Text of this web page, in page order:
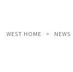
WEST HOME > NEWS